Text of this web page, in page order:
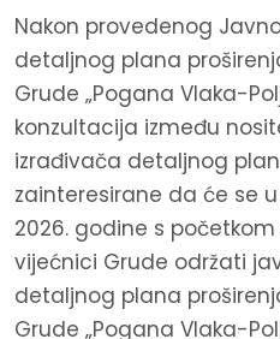
Nakon provedenog
detaljnog plana
Grude „Pogana Vlaka-
konzultacija između
izrađivača detaljnog
zainteresirane da će se
2026. godine s početkom
vijećnici Grude održati
detaljnog plana
Grude „Pogana Vlaka-